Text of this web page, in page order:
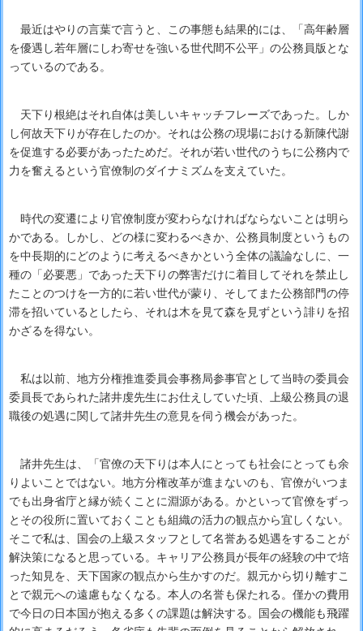
最近はやりの言葉で言うと、この事態も結果的には、「高年齢層
を優遇し若年層にしわ寄せを強いる世代間不公平」の公務員版とな
っているのである。
天下り根絶はそれ自体は美しいキャッチフレーズであった。しか
し何故天下りが存在したのか。それは公務の現場における新陳代謝
を促進する必要があったためだ。それが若い世代のうちに公務内で
力を奮えるという官僚制のダイナミズムを支えていた。
時代の変遷により官僚制度が変わらなければならないことは明ら
かである。しかし、どの様に変わるべきか、公務員制度というもの
を中長期的にどのように考えるべきかという全体の議論なしに、一
種の「必要悪」であった天下りの弊害だけに着目してそれを禁止し
たことのつけを一方的に若い世代が蒙り、そしてまた公務部門の停
滞を招いているとしたら、それは木を見て森を見ずという誹りを招
かざるを得ない。
私は以前、地方分権推進委員会事務局参事官として当時の委員会
委員長であられた諸井虔先生にお仕えしていた頃、上級公務員の退
職後の処遇に関して諸井先生の意見を伺う機会があった。
諸井先生は、「官僚の天下りは本人にとっても社会にとっても余
りよいことではない。地方分権改革が進まないのも、官僚がいつま
でも出身省庁と縁が続くことに淵源がある。かといって官僚をずっ
とその役所に置いておくことも組織の活力の観点から宜しくない。
そこで私は、国会の上級スタッフとして名誉ある処遇をすることが
解決策になると思っている。キャリア公務員が長年の経験の中で培
った知見を、天下国家の観点から生かすのだ。親元から切り離すこ
とで親元への遠慮もなくなる。本人の名誉も保たれる。僅かの費用
で今日の日本国が抱える多くの課題は解決する。国会の機能も飛躍